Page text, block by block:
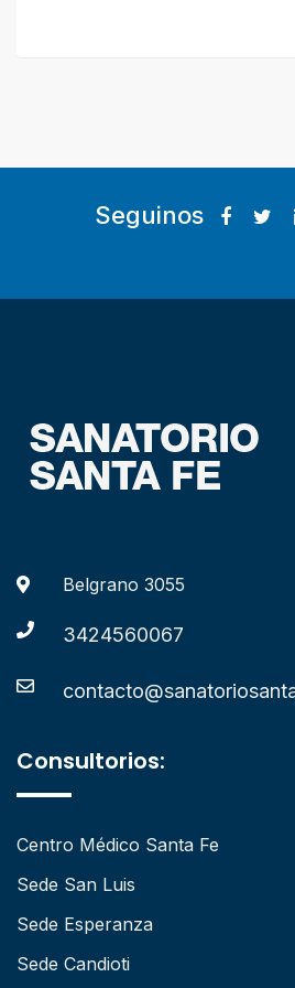
Seguinos
Belgrano 3055
3424560067
Consultorios:
Centro Médico Santa Fe
Sede San Luis
Sede Esperanza
Sede Candioti